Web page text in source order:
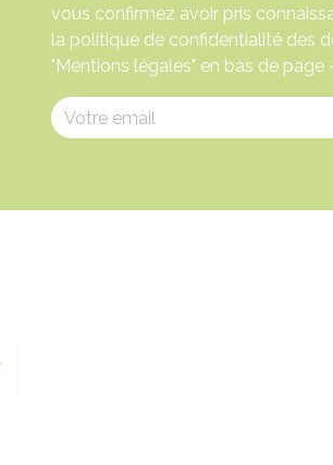
vous confirmez avoir pris
la politique de confidentialité des
"Mentions légales" en bas de page